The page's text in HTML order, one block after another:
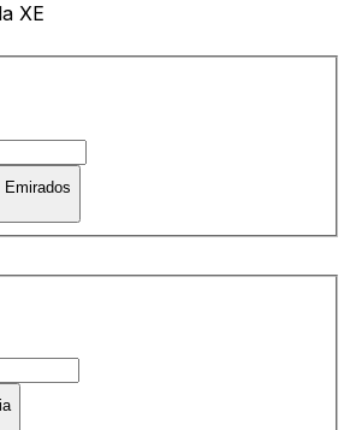
XE
Emirados